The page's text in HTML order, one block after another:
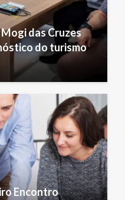
das Cruzes
do turismo
Encontro